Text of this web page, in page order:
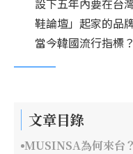
設下五年內要在台
鞋論壇」起家的品
當今韓國流行指標？
文章目錄
MUSINSA為何來台？